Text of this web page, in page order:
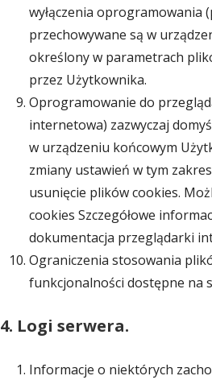
wyłączenia oprogramowania
przechowywane są w
określony w parametrach
przez Użytkownika.
Oprogramowanie do
internetowa) zazwyczaj
w urządzeniu końcowym
zmiany ustawień w tym
usunięcie plików cookies.
cookies Szczegółowe
dokumentacja przeglądarki
Ograniczenia stosowania
funkcjonalności dostępne na
4. Logi serwera.
Informacje o niektórych